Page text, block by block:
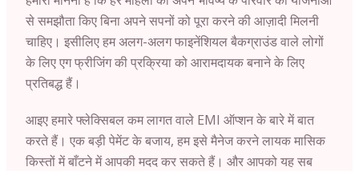
से समझौता किए बिना अपने सपनों को पूरा करने की आज़ादी मिलनी
चाहिए। इसीलिए हम अलग-अलग फाइनेंशियल बैकग्राउंड वाले लोगों
के लिए एग फ्रीजिंग की प्रक्रिया को आरामदायक बनाने के लिए
प्रतिबद्ध हैं।
आइए हमारे फ्लेक्सिबल कम लागत वाले EMI ऑप्शन के बारे में बात
करते हैं। एक बड़ी पेमेंट के बजाय, हम इसे मैनेज करने लायक मासिक
किस्तों में बाँटने में आपकी मदद कर सकते हैं। और आपको यह सब